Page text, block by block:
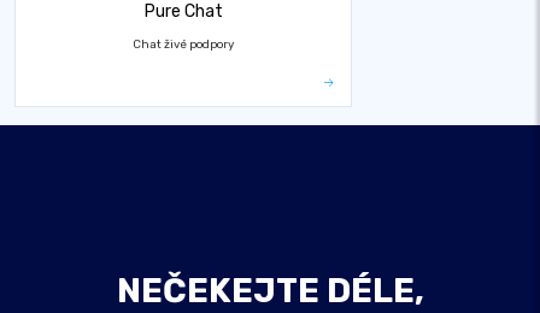
Pure Chat
Chat živé podpory
NEČEKEJTE DÉLE,